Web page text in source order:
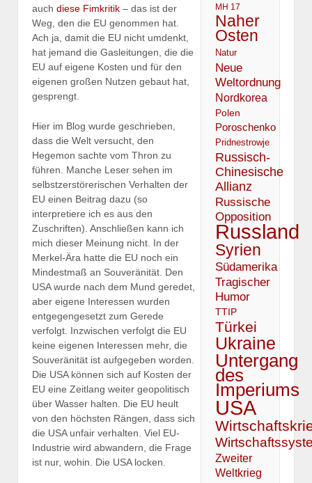
auch diese Fimkritik – das ist der
Weg, den die EU genommen hat.
Ach ja, damit die EU nicht umdenkt,
hat jemand die Gasleitungen, die die
EU auf eigene Kosten und für den
eigenen großen Nutzen gebaut hat,
gesprengt.
Hier im Blog wurde geschrieben,
dass die Welt versucht, den
Hegemon sachte vom Thron zu
führen. Manche Leser sehen im
selbstzerstörerischen Verhalten der
EU einen Beitrag dazu (so
interpretiere ich es aus den
Zuschriften). Anschließen kann ich
mich dieser Meinung nicht. In der
Merkel-Ära hatte die EU noch ein
Mindestmaß an Souveränität. Den
USA wurde nach dem Mund geredet,
aber eigene Interessen wurden
entgegengesetzt zum Gerede
verfolgt. Inzwischen verfolgt die EU
keine eigenen Interessen mehr, die
Souveränität ist aufgegeben worden.
Die USA können sich auf Kosten der
EU eine Zeitlang weiter geopolitisch
über Wasser halten. Die EU heult
von den höchsten Rängen, dass sich
die USA unfair verhalten. Viel EU-
Industrie wird abwandern, die Frage
ist nur, wohin. Die USA locken.
MH 17
Naher
Osten
Natur
Neue
Weltordnung
Nordkorea
Polen
Poroschenko
Pridnestrowje
Russisch-
Chinesische
Allianz
Russische
Opposition
Russland
Syrien
Südamerika
Tragischer
Humor
TTIP
Türkei
Ukraine
Untergang
des
Imperiums
USA
Zweiter
Weltkrieg